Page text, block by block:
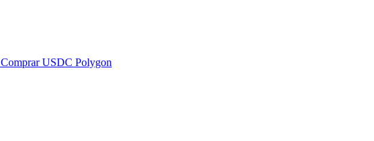
Comprar USDC Polygon